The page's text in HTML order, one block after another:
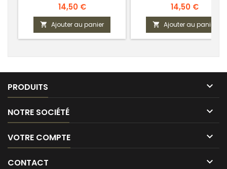
Prix
14,50 €
 Ajouter au panier
Prix
14,50 €
 Ajouter au panier
PRODUITS 
NOTRE SOCIÉTÉ 
VOTRE COMPTE 
CONTACT 